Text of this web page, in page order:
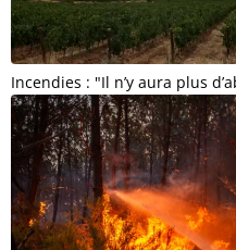
Incendies : "Il n’y aura plus